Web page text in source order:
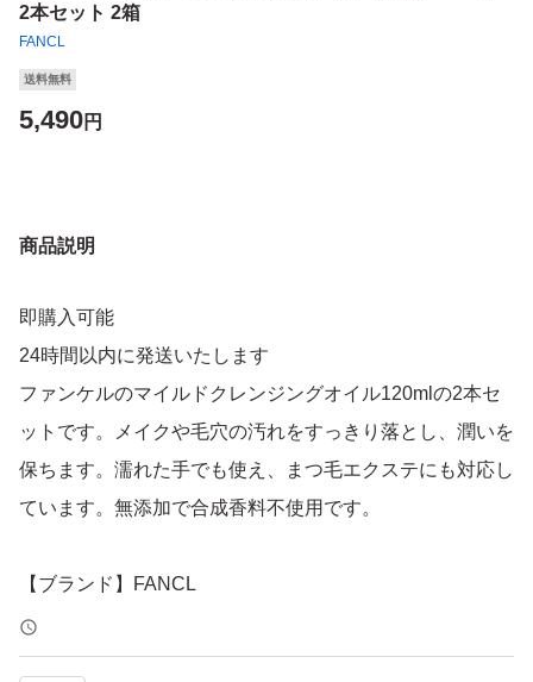
2本セット 2箱
FANCL
送料無料
5,490円
商品説明
即購入可能
24時間以内に発送いたします
ファンケルのマイルドクレンジングオイル120mlの2本セ
ットです。メイクや毛穴の汚れをすっきり落とし、潤いを
保ちます。濡れた手でも使え、まつ毛エクステにも対応し
ています。無添加で合成香料不使用です。
【ブランド】FANCL
【カテゴリ】クレンジングオイル
【商品の状態】未使用